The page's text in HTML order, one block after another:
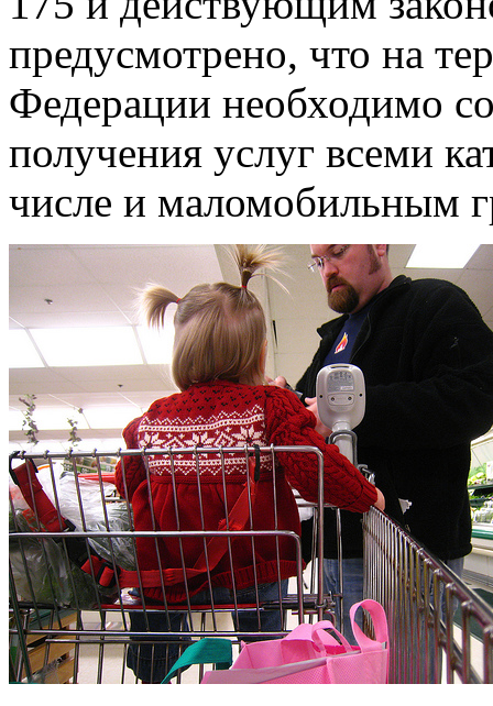
предусмотрено, что на
Федерации необходимо
получения услуг всеми
числе и маломобильным